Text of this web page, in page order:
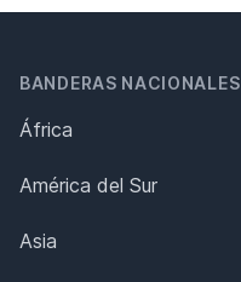
BANDERAS NACIONALES
África
América del Sur
Asia